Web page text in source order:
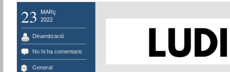
23
MARç
2022
Dinamització
No hi ha comentaris
General